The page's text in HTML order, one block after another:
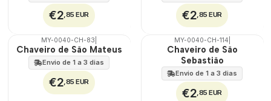
€2,85 EUR €2,85 EUR
🇵🇹
100%
MY-0040-CH-83
Chaveiro de São Mateus
Envio de 1 a 3 dias
€2,85 EUR
🇵🇹
MY-0040-CH-114
Chaveiro de São
Sebastião
Envio de 1 a 3 dias
€2,85 EUR